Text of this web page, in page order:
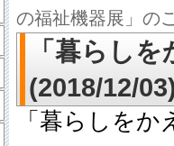
の福祉機器展」の
「暮らし
(2018/12/
「暮らしを